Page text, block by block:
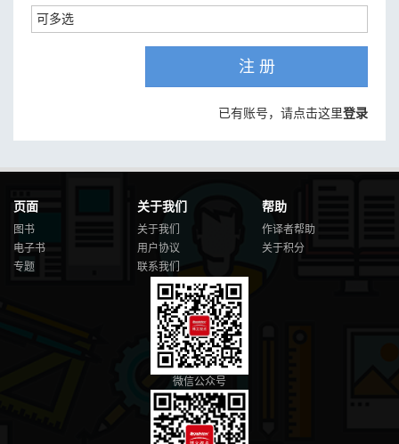
注 册
已有账号，请点击这里登录
页面
图书
电子书
专题
关于我们
关于我们
用户协议
联系我们
帮助
作译者帮助
关于积分
微信公众号